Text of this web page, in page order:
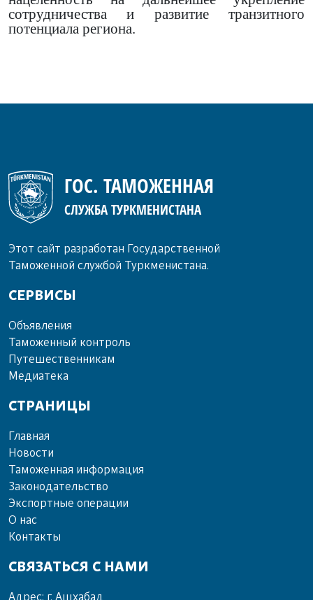
сотрудничества и развитие транзитного
потенциала региона.
ГОС. ТАМОЖЕННАЯ
СЛУЖБА ТУРКМЕНИСТАНА
Этот сайт разработан Государственной
Таможенной службой Туркменистана.
СЕРВИСЫ
Объ­яв­ле­ния
Та­мо­жен­ный кон­троль
Пу­те­шест­вен­ни­кам
Ме­диа­те­ка
СТРАНИЦЫ
Главная
Новости
Таможенная информация
Законодательство
Экспортные операции
О нас
Контакты
СВЯЗАТЬСЯ С НАМИ
Адрес: г. Ашхабад,